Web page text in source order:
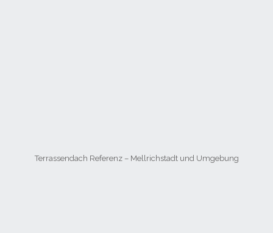
Terrassendach Referenz – Mellrichstadt und Umgebung